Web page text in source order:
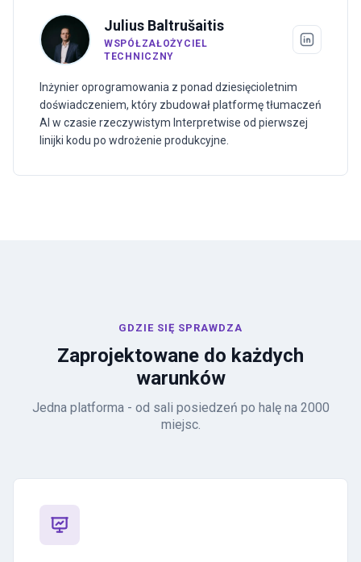
Julius Baltrušaitis
WSPÓŁZAŁOŻYCIEL
TECHNICZNY
Inżynier oprogramowania z ponad dziesięcioletnim
doświadczeniem, który zbudował platformę tłumaczeń
AI w czasie rzeczywistym Interpretwise od pierwszej
linijki kodu po wdrożenie produkcyjne.
GDZIE SIĘ SPRAWDZA
Zaprojektowane do każdych
warunków
Jedna platforma - od sali posiedzeń po halę na 2000
miejsc.